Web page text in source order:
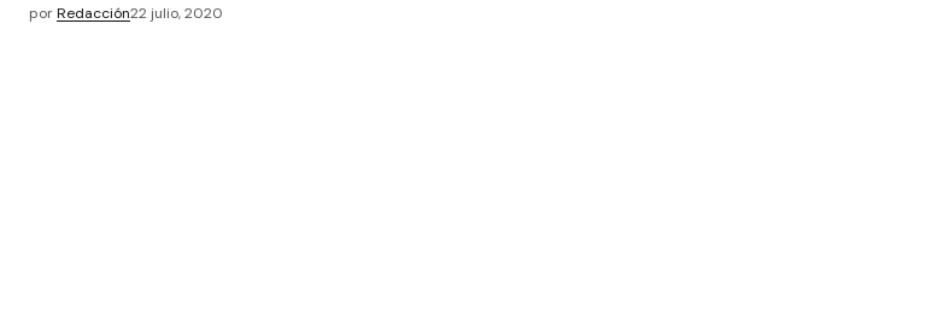
porRedacción22 julio, 2020